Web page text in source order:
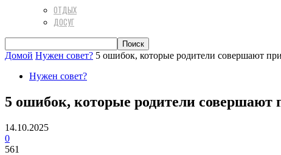
ОТДЫХ
ДОСУГ
Домой Нужен совет? 5 ошибок, которые родители совершают
Нужен совет?
5 ошибок, которые родители совершают
14.10.2025
0
561